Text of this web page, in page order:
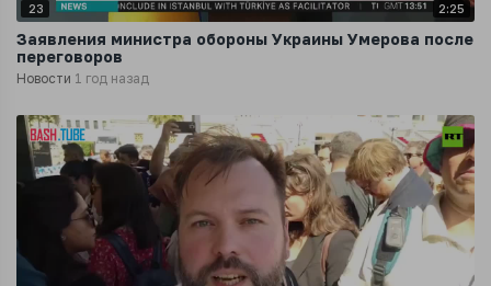
23 2:25
Заявления министра обороны Украины Умерова после
переговоров
Новости 1 год назад